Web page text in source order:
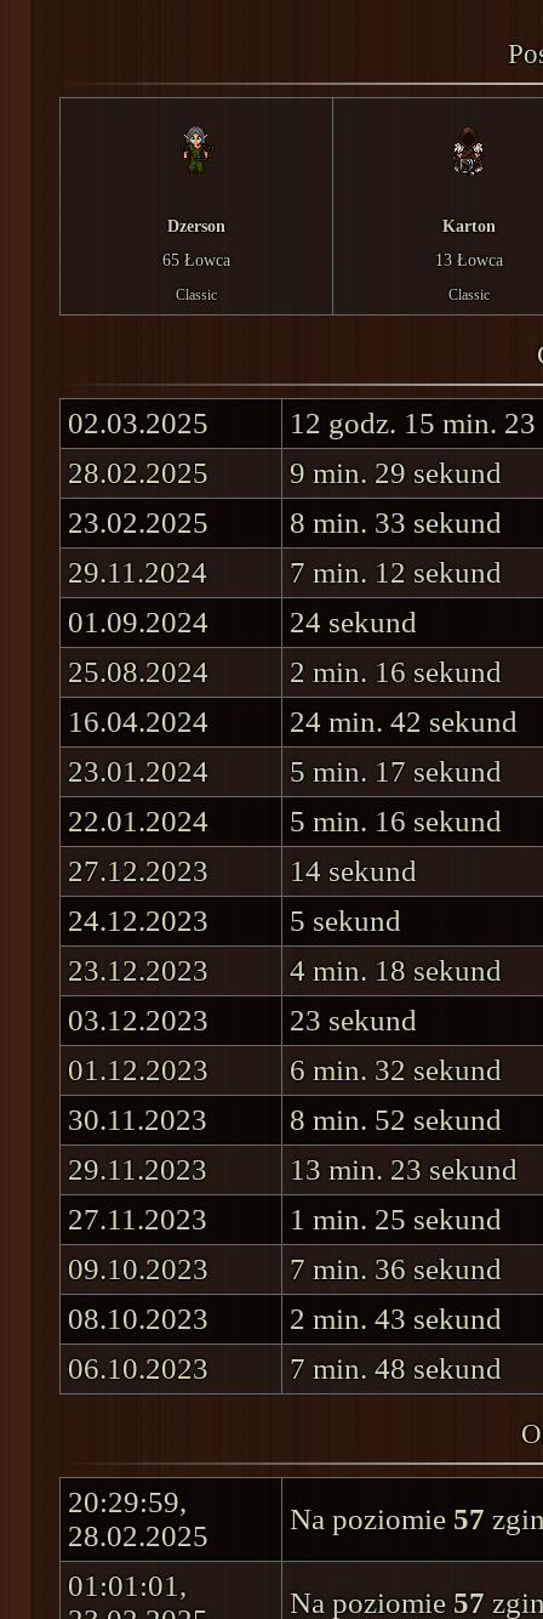
Dzerson
65 Łowca
Classic
Karton
13 Łowca
Classic
02.03.2025
12 godz. 15 min. 23
28.02.2025
9 min. 29 sekund
23.02.2025
8 min. 33 sekund
29.11.2024
7 min. 12 sekund
01.09.2024
24 sekund
25.08.2024
2 min. 16 sekund
16.04.2024
24 min. 42 sekund
23.01.2024
5 min. 17 sekund
22.01.2024
5 min. 16 sekund
27.12.2023
14 sekund
24.12.2023
5 sekund
23.12.2023
4 min. 18 sekund
03.12.2023
23 sekund
01.12.2023
6 min. 32 sekund
30.11.2023
8 min. 52 sekund
29.11.2023
13 min. 23 sekund
27.11.2023
1 min. 25 sekund
09.10.2023
7 min. 36 sekund
08.10.2023
2 min. 43 sekund
06.10.2023
7 min. 48 sekund
20:29:59,
28.02.2025
Na poziomie 57
01:01:01,
Na poziomie 57